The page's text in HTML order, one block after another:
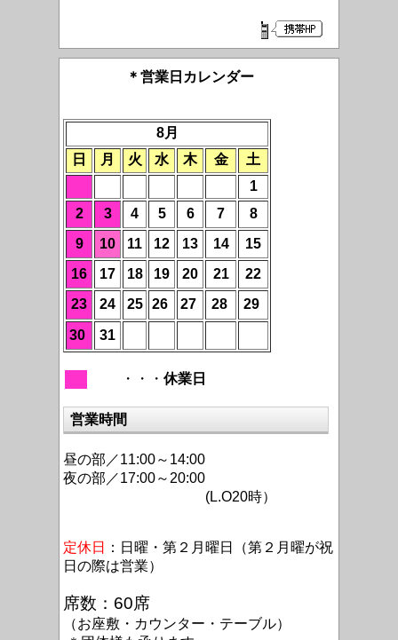
＊営業日カレンダー
8月
日
月 火 水 木 金
土
1
2
3 4 5 6 7
8
9
10 11 12 13 14
15
16
17 18 19 20 21
22
23
24 25 26 27 28 29
30 31
・・・ 休業日
営業時間
昼の部／11:00～14:00
夜の部／17:00～20:00
(L.O20時）
定休日
：日曜・第２月曜日（第２月曜が祝
日の際は営業）
席数：60席
（お座敷・カウンター・テーブル）